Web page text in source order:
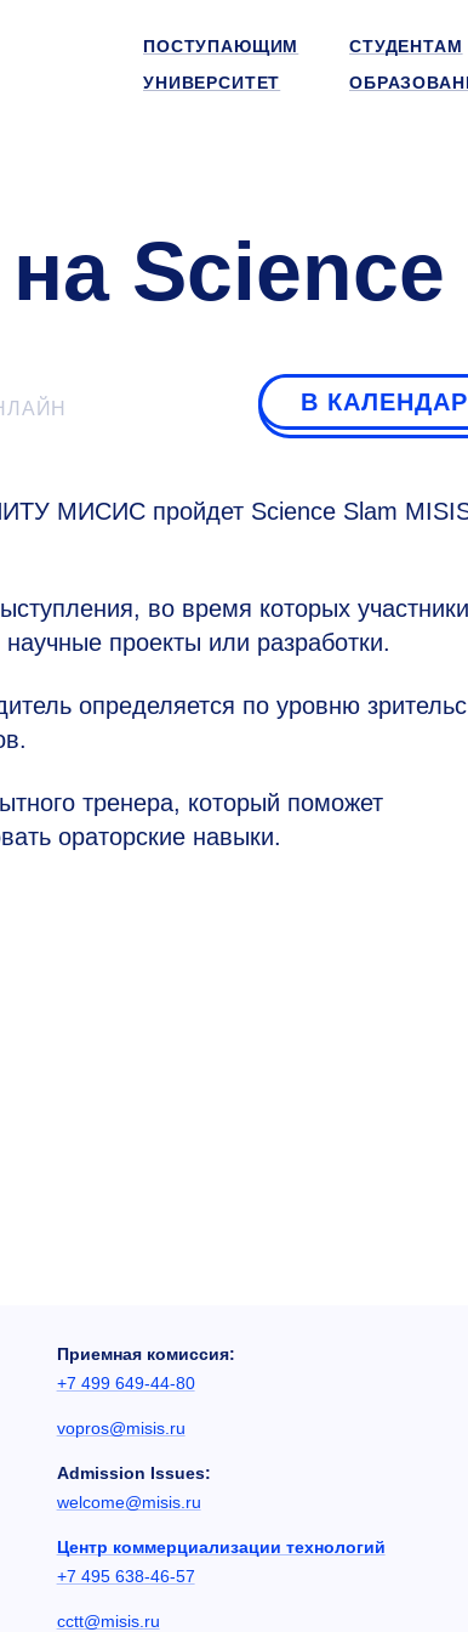
ПОСТУПАЮЩИМ
СТУДЕНТАМ
УНИВЕРСИТЕТ
Science
В
МИСИС пройдет Science Slam
во время которых участники
проекты или разработки.
определяется по уровню
тренера, который поможет
ораторские навыки.
Приемная комиссия:
+7 499 649-44-80
vopros@misis.ru
Admission Issues:
welcome@misis.ru
Центр коммерциализации технологий
+7 495 638-46-57
cctt@misis.ru